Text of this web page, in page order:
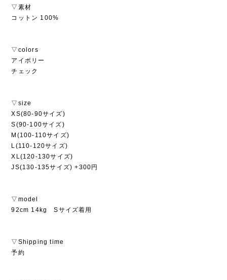
▽素材
コットン 100%
▽colors
アイボリー
チェック
▽size
XS(80-90サイズ)
S(90-100サイズ)
M(100-110サイズ)
L(110-120サイズ)
XL(120-130サイズ)
JS(130-135サイズ) +300円
▽model
92cm 14kg Sサイズ着用
▽Shipping time
予約